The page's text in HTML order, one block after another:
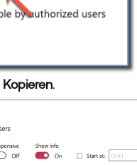
Kopieren.